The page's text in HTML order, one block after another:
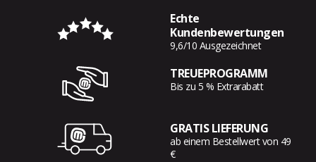
Echte
Kundenbewertungen
9,6/10 Ausgezeichnet
TREUEPROGRAMM
Bis zu 5 % Extrarabatt
GRATIS LIEFERUNG
ab einem Bestellwert von 49
€